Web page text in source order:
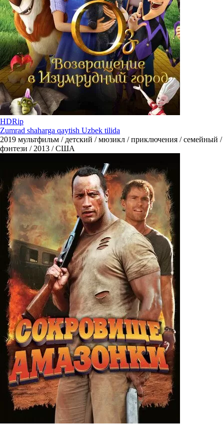
HDRip
Zumrad shaharga qaytish Uzbek tilida
2019 мультфильм / детский / мюзикл / приключения / семейный /
фэнтези / 2013 / США